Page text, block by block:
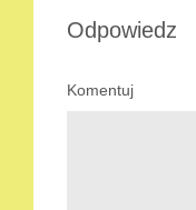
Odpowiedz
Komentuj